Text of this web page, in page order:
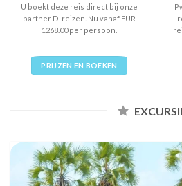
U boekt deze reis direct bij onze
partner D-reizen. Nu vanaf EUR
1268.00 per persoon.
PRIJZEN EN BOEKEN